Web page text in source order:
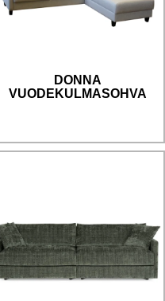
DONNA
VUODEKULMASOHVA